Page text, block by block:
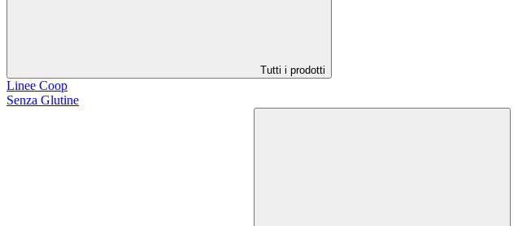
Tutti i prodotti
Linee Coop
Senza Glutine